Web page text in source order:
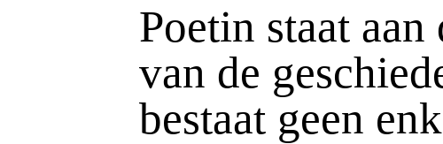
Poetin staat
van de
bestaat geen